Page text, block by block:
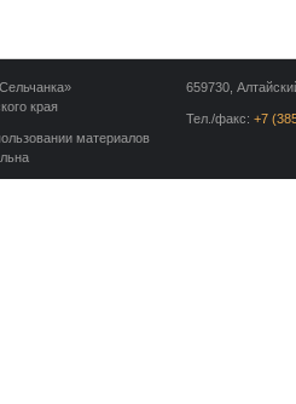
659730,
Тел./факс: +7
края
материалов